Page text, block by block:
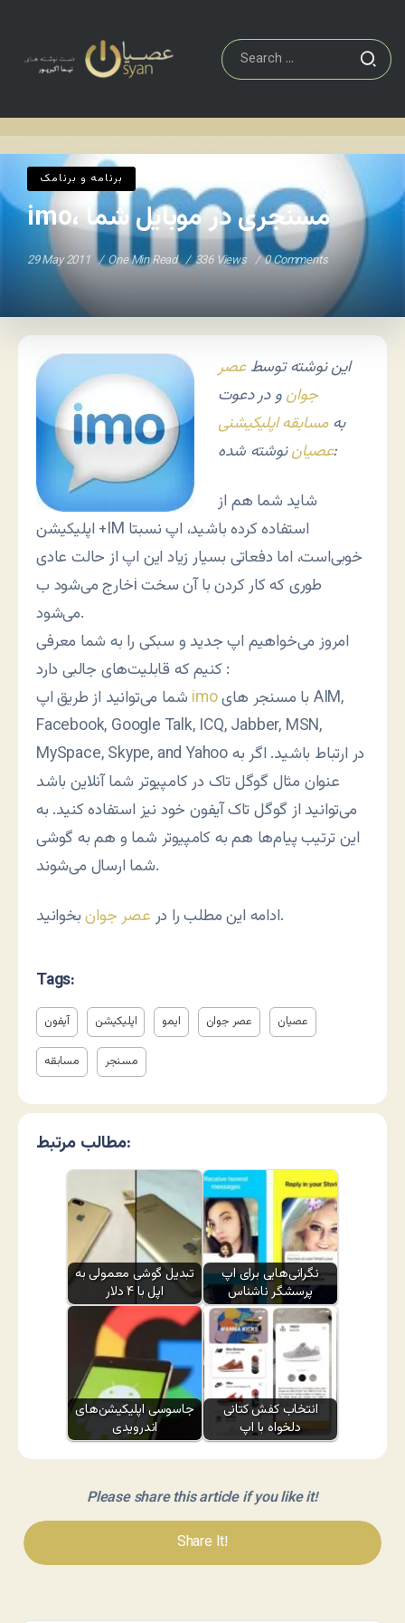
برنامه و برنامک
imo، مسنجری در موبایل شما
29 May 2011 One Min Read 336 Views 0 Comments
این نوشته توسطعصر
جوانو در دعوت
بهمسابقه اپلیکیشنی
عصیاننوشته شده:
شاید شما هم از
اپلیکیشن +IM استفاده کرده باشید، اپ نسبتا
خوبی‌است، اما دفعاتی بسیار زیاد این اپ از حالت عادی
خارج می‌شود بi طوری که کار کردن با آن سخت
می‌شود.
امروز می‌خواهیم اپ جدید و سبکی را به شما معرفی
کنیم که قابلیت‌های جالبی دارد :
imoبا مسنجر های AIM,
Facebook, Google Talk, ICQ, Jabber, MSN,
MySpace, Skype, and Yahoo در ارتباط باشید. اگر به
عنوان مثال گوگل تاک در کامپیوتر شما آنلاین باشد
می‌توانید از گوگل تاک آیفون خود نیز استفاده کنید. به
این ترتیب پیام‌ها هم به کامپیوتر شما و هم به گوشی
شما ارسال می‌شوند.
ادامه این مطلب را در عصر جوان بخوانید.
Tags:
آیفون اپلیکیشن ایمو عصر جوان عصیان
مسابقه مسنجر
مطالب مرتبط:
تبدیل گوشی معمولی به
اپل با ۴ دلار
نگرانی‌هایی برای اپ
پرسشگر ناشناس
جاسوسی اپلیکیشن‌های
اندرویدی
انتخاب کفش کتانی
دلخواه با اپ
Please share this article if you like it!
Share It!